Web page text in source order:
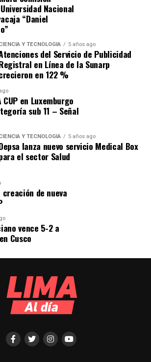
Nacional
“Daniel
Y TECNOLOGÍA 5 años ago
del Servicio de Publicidad
en Línea de la Sunarp
en 122 %
CUP en Luxemburgo
sub 11 – Señal
Y TECNOLOGÍA 5 años ago
lanza nuevo servicio Medical Box
el sector Salud
de nueva
vence 5-2 a
Cusco